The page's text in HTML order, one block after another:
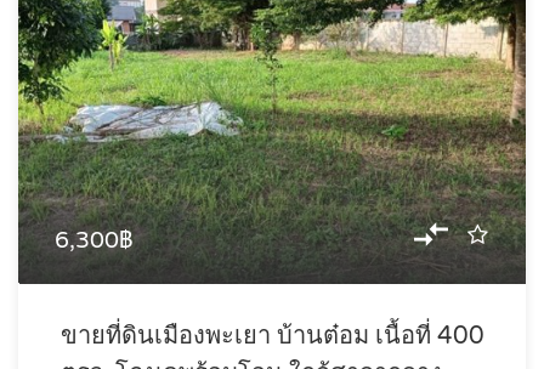
6,300฿
ขายที่ดินเมืองพะเยา บ้านต๋อม เนื้อที่ 400